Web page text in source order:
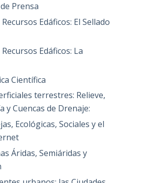
Prensa
Edáficos: El Sellado
Edáficos: La
Científica
terrestres: Relieve,
y Cuencas de Drenaje:
Ecológicas, Sociales y el
Áridas, Semiáridas y